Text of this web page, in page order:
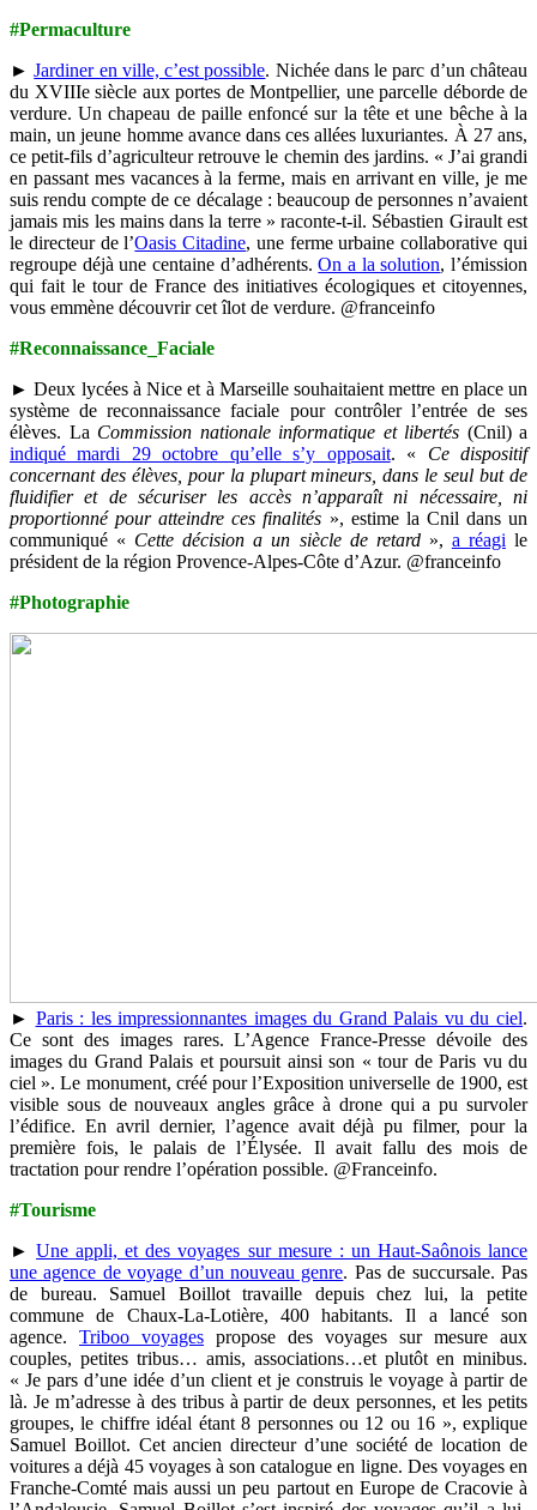
#Permaculture
►Jardiner en ville, c’est possible. Nichée dans le parc d’un château
du XVIIIe siècle aux portes de Montpellier, une parcelle déborde de
verdure. Un chapeau de paille enfoncé sur la tête et une bêche à la
main, un jeune homme avance dans ces allées luxuriantes. À 27 ans,
ce petit-fils d’agriculteur retrouve le chemin des jardins. « J’ai grandi
en passant mes vacances à la ferme, mais en arrivant en ville, je me
suis rendu compte de ce décalage : beaucoup de personnes n’avaient
jamais mis les mains dans la terre » raconte-t-il. Sébastien Girault est
le directeur de l’Oasis Citadine, une ferme urbaine collaborative qui
regroupe déjà une centaine d’adhérents.On a la solution, l’émission
qui fait le tour de France des initiatives écologiques et citoyennes,
vous emmène découvrir cet îlot de verdure. @franceinfo
#Reconnaissance_Faciale
► Deux lycées à Nice et à Marseille souhaitaient mettre en place un
système de reconnaissance faciale pour contrôler l’entrée de ses
élèves. La Commission nationale informatique et libertés (Cnil) a
indiqué mardi 29 octobre qu’elle s’y opposait. « Ce dispositif
concernant des élèves, pour la plupart mineurs, dans le seul but de
fluidifier et de sécuriser les accès n’apparaît ni nécessaire, ni
proportionné pour atteindre ces finalités », estime la Cnil dans un
communiqué « Cette décision a un siècle de retard», a réagi le
président de la région Provence-Alpes-Côte d’Azur. @franceinfo
#Photographie
► Paris : les impressionnantes images du Grand Palais vu du ciel.
Ce sont des images rares. L’Agence France-Presse dévoile des
images du Grand Palais et poursuit ainsi son « tour de Paris vu du
ciel ». Le monument, créé pour l’Exposition universelle de 1900, est
visible sous de nouveaux angles grâce à drone qui a pu survoler
l’édifice. En avril dernier, l’agence avait déjà pu filmer, pour la
première fois, le palais de l’Élysée. Il avait fallu des mois de
tractation pour rendre l’opération possible. @Franceinfo.
#Tourisme
►Une appli, et des voyages sur mesure : un Haut-Saônois lance
une agence de voyage d’un nouveau genre. Pas de succursale. Pas
de bureau. Samuel Boillot travaille depuis chez lui, la petite
commune de Chaux-La-Lotière, 400 habitants. Il a lancé son
agence. Triboo voyages propose des voyages sur mesure aux
couples, petites tribus… amis, associations…et plutôt en minibus.
« Je pars d’une idée d’un client et je construis le voyage à partir de
là. Je m’adresse à des tribus à partir de deux personnes, et les petits
groupes, le chiffre idéal étant 8 personnes ou 12 ou 16 », explique
Samuel Boillot. Cet ancien directeur d’une société de location de
voitures a déjà 45 voyages à son catalogue en ligne. Des voyages en
Franche-Comté mais aussi un peu partout en Europe de Cracovie à